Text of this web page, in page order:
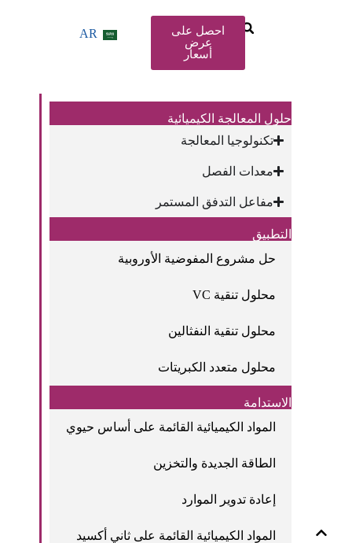
احصل على
عرض
أسعار
AR
حلول المعالجة الكيميائية
تكنولوجيا المعالجة
معدات الفصل
مفاعل التدفق المستمر
التطبيق
حل مشروع المفوضية الأوروبية
محلول تنقية VC
محلول تنقية النفثالين
محلول متعدد الكبريتات
الاستدامة
المواد الكيميائية القائمة على أساس حيوي
الطاقة الجديدة والتخزين
إعادة تدوير الموارد
المواد الكيميائية القائمة على ثاني أكسيد